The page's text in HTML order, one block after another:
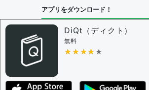
アプリをダウンロード！
DiQt（ディクト）
無料
★★★★★
★★★★★